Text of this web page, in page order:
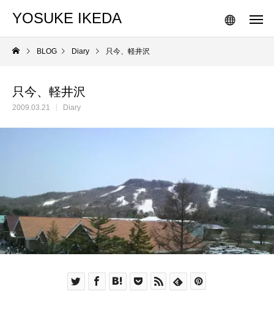
YOSUKE IKEDA
BLOG Diary 只今、軽井沢
只今、軽井沢
2009.03.21 Diary